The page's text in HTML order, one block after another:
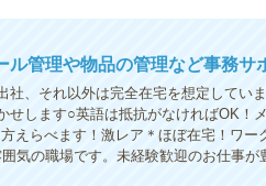
管理や物品の管理など事務サ
社、それ以外は完全在宅を想定して
せします○英語は抵抗がなければOK！
えらべます！激レア＊ほぼ在宅！ワー
気の職場です。未経験歓迎のお仕事